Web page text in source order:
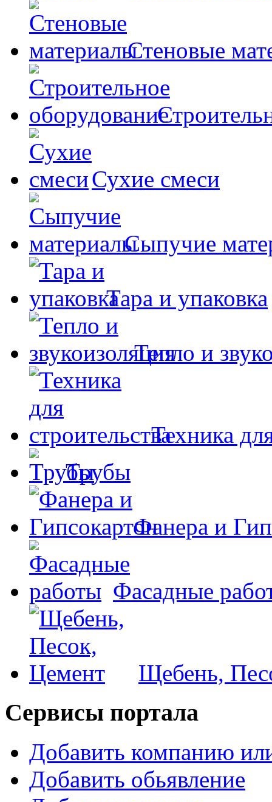
Стеновые
Сухие смеси
Сыпучие
Тара и упаковка
Тепло и
Техника
Трубы
Фанера и
Фасадные
Щебень,
Сервисы портала
Добавить компанию
Добавить обьявление